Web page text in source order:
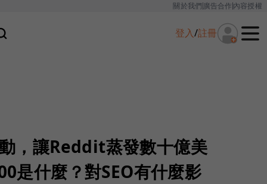
關於我們廣告合作內容授權
登入/註冊
，讓Reddit蒸發數十億美
是什麼？對SEO有什麼影